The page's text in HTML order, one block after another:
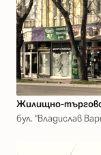
Жилищно-
бул. "Владислав